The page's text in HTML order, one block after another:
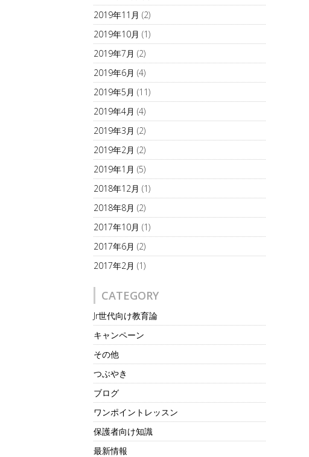
2019年11月 (2)
2019年10月 (1)
2019年7月 (2)
2019年6月 (4)
2019年5月 (11)
2019年4月 (4)
2019年3月 (2)
2019年2月 (2)
2019年1月 (5)
2018年12月 (1)
2018年8月 (2)
2017年10月 (1)
2017年6月 (2)
2017年2月 (1)
CATEGORY
Jr世代向け教育論
キャンペーン
その他
つぶやき
ブログ
ワンポイントレッスン
保護者向け知識
最新情報